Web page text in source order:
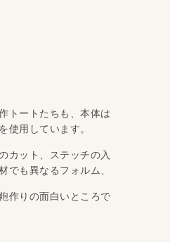
トートたちも、本体は
使用しています。
カット、ステッチの入
でも異なるフォルム、
作りの面白いところで